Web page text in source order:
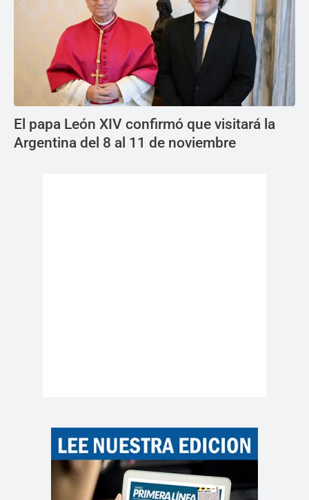
El papa León XIV confirmó que visitará la
Argentina del 8 al 11 de noviembre